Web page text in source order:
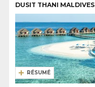
DUSIT THANI MALDIVES
RÉSUMÉ